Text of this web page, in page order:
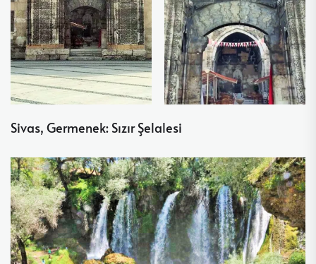
Sivas, Germenek: Sızır Şelalesi